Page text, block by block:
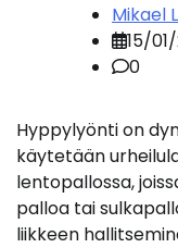
Mikael
15/
0
Hyppylyönti on
käytetään
lentopallossa,
palloa tai
liikkeen